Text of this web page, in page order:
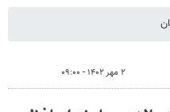
۲ مهر ۱۴۰۲ - ۰۹:۰۰